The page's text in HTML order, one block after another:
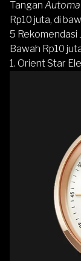
Tangan
Rp10 juta, di
5 Rekomendasi
Bawah Rp10
1. Orient Star